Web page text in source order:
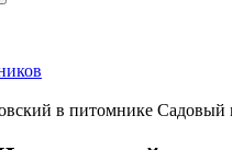
в питомнике Садовый